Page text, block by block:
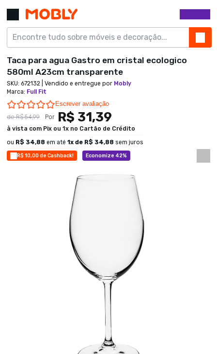
R$ 10,00 de Cashback! Economize 42%
Taca para agua Gastro em cristal ecologico
580ml A23cm transparente
SKU: 672132 | Vendido e entregue por Mobly
Marca: Full Fit
0.0 star rating
Escrever avaliação
deR$ 54,99 Por R$ 31,39
à vista com Pix ou 1x no Cartão de Crédito
ou R$ 34,88 em até 1 x de R$ 34,88 sem juros